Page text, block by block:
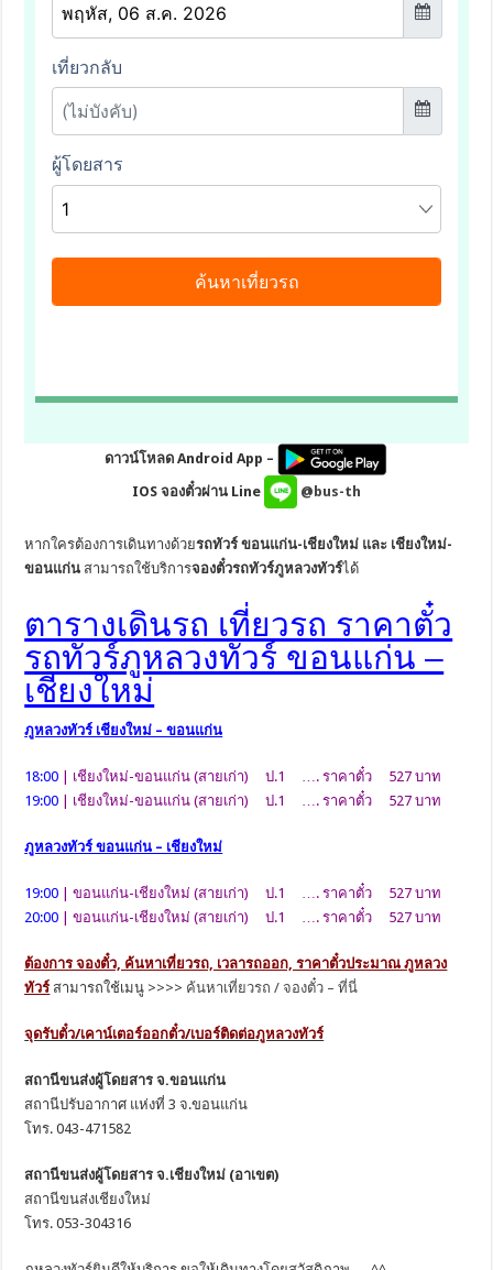
ดาวน์โหลด Android App –
IOS จองตั๋วผ่าน Line
@bus-th
หากใครต้องการเดินทางด้วยรถทัวร์ ขอนแก่น-เชียงใหม่ และ เชียงใหม่-
ขอนแก่น สามารถใช้บริการจองตั๋วรถทัวร์ภูหลวงทัวร์ได้
ตารางเดินรถ เที่ยวรถ ราคาตั๋ว
รถทัวร์ภูหลวงทัวร์ ขอนแก่น –
เชียงใหม่
ภูหลวงทัวร์ เชียงใหม่ – ขอนแก่น
18:00 | เชียงใหม่-ขอนแก่น (สายเก่า) ป.1 …. ราคาตั๋ว 527 บาท
19:00 | เชียงใหม่-ขอนแก่น (สายเก่า) ป.1 …. ราคาตั๋ว 527 บาท
ภูหลวงทัวร์ ขอนแก่น – เชียงใหม่
19:00 | ขอนแก่น-เชียงใหม่ (สายเก่า) ป.1 …. ราคาตั๋ว 527 บาท
20:00 | ขอนแก่น-เชียงใหม่ (สายเก่า) ป.1 …. ราคาตั๋ว 527 บาท
ต้องการ จองตั๋ว, ค้นหาเที่ยวรถ, เวลารถออก, ราคาตั๋วประมาณ ภูหลวง
ทัวร์ สามารถใช้เมนู >>>> ค้นหาเที่ยวรถ / จองตั๋ว – ที่นี่
จุดรับตั๋ว/เคาน์เตอร์ออกตั๋ว/เบอร์ติดต่อภูหลวงทัวร์
สถานีขนส่งผู้โดยสาร จ.ขอนแก่น
สถานีปรับอากาศ แห่งที่ 3 จ.ขอนแก่น
โทร. 043-471582
สถานีขนส่งผู้โดยสาร จ.เชียงใหม่ (อาเขต)
สถานีขนส่งเชียงใหม่
โทร. 053-304316